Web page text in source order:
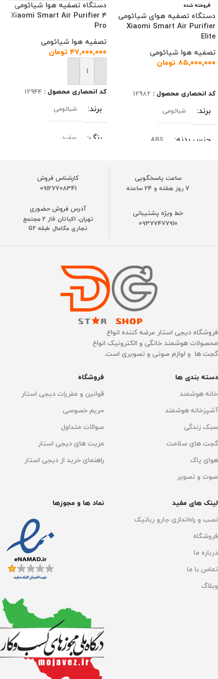
فروخته شده
دستگاه تصفیه هوای شیائومی
Xiaomi Smart Air Purifier
Elite
تصفیه هوا شیائومی
۸۵,۰۰۰,۰۰۰ تومان
کد انحصاری محصول : 12982
برند شیائومی
جنس بدنه ABS
اتصال به WI-FI
فضای قابل پوشش
نوع نمایشگر OLED لمسی
فیلتراسیون
فیلتر HEPA
فیلتر کربن فعال
الکسا آمازون,دستیار گوگل
توضیحات
نوع گارانتی
18 ماهه شرکت می سرویس
ضمانت اصالت فیزیک کالا
دستگاه تصفیه هوا شیائومی
Xiaomi Smart Air Purifier 4
Pro
تصفیه هوا شیائومی
۴۷,۰۰۰,۰۰۰ تومان
افزودن به سبد خرید
کد انحصاری محصول : 12944
برند شیائومی
رنگ سفید
اتصال به گوشی موبایل
دارد
اتصال به WI-FI
فضای قابل پوشش
275 × 275 × 680 میلی‌متر
نوع نمایشگر
فرمان صوتی
ساعت پاسخگویی
7 روز هفته و 24 ساعته
کارشناس فروش
09127708341
خط ویژه پشتیبانی
09377477910
آدرس فروش حضوری
تهران، اکباتان فاز 2 مجتمع
تجاری مگامال طبقه G2
فروشگاه دیجی استار عرضه کننده انواع
محصولات هوشمند خانگی و الکترونیک انواع
گجت ها و لوازم صوتی و تصویری است.
دسته بندی ها
خانه هوشمند
آشپزخانه هوشمند
سبک زندگی
گجت های سلامت
هوای پاک
صوت و تصویر
فروشگاه
قوانین و مقررات دیجی استار
حریم خصوصی
سوالات متداول
مزیت های دیجی استار
راهنمای خرید از دیجی استار
لینک های مفید
نصب و راه‌اندازی جارو رباتیک
فروشگاه
درباره ما
تماس با ما
وبلاگ
نماد ها و مجوزها